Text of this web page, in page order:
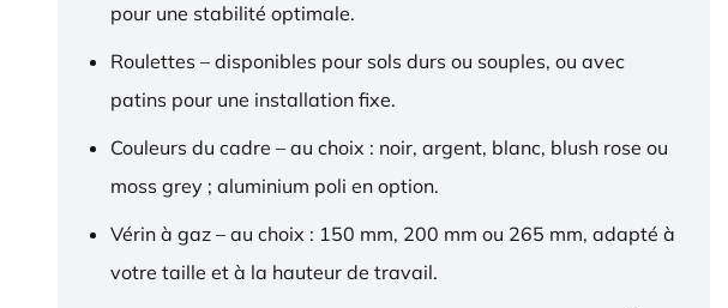
pour une stabilité optimale.
Roulettes – disponibles pour sols durs ou souples, ou avec
patins pour une installation fixe.
Couleurs du cadre – au choix : noir, argent, blanc, blush rose ou
moss grey ; aluminium poli en option.
Vérin à gaz – au choix : 150 mm, 200 mm ou 265 mm, adapté à
votre taille et à la hauteur de travail.